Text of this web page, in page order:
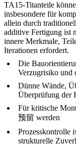
TA15-Titanteile
insbesondere für
allein durch
additive Fertigung ist
innere Merkmale,
Iterationen erfordert.
Die
Verzugrisiko und
Dünne Wände,
Überprüfung der
Für kritische
预留 werden
Prozesskontrolle
strukturelle